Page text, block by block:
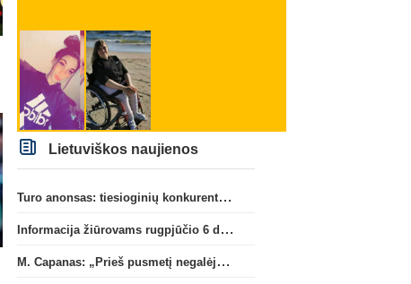
Lietuviškos naujienos
Turo anonsas: tiesioginių konkurentų dvikova Gargžduose
Informacija žiūrovams rugpjūčio 6 d. UEFA rungtynėms
M. Capanas: „Prieš pusmetį negalėjau net įsivaizduoti, kad žaisime prieš „Hajduk“